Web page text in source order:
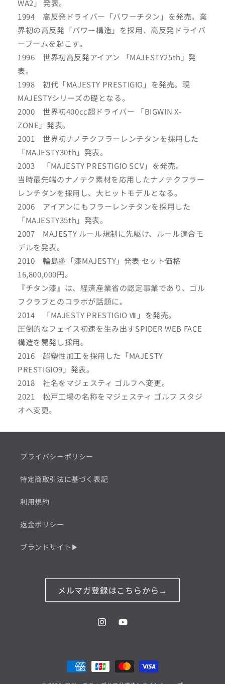
WA2」 発表。
1994 高反発ドライバー「パワーチタン」を発売。業
界初の高反発「パワー構造」を採用、高反発ドライバ
ーブームを起こす。
1996 世界初高反発アイアン 「MAJESTY25th」発
表。
1998 初代「MAJESTY PRESTIGIO」を発売。現
MAJESTYシリーズの礎となる。
2000 世界初400cc超ドライバー 「BIGWIN X-
ZONE」発表。
2001 世界初ナノテクフラーレンチタンを採用した
「MAJESTY30th」発表。
2003 「MAJESTY PRESTIGIO SCV」を発売。
当時最先端のナノテク素材を応用したナノテクフラー
レンチタンを採用し、大ヒットモデルとなる。
2006 アイアンにもフラーレンチタンを採用した
「MAJESTY35th」発表。
2007 MAJESTY ルール規制に先駆け、ルール適合モ
デルを発表。
2010 輪島塗「漆MAJESTY」発表 セット価格
16,800,000円。
『チタン漆』は、経済産業省の認定事業であり、ゴル
フクラブとのコラボが話題に。
2014 「MAJESTY PRESTIGIO Ⅷ」を発売。
圧倒的なフェイス初速を生み出すSPIDER WEB FACE
構造を開発し採用。
2016 超塑性加工を採用した「MAJESTY
PRESTIGIO9」発表。
2018 社名をマジェスティ ゴルフへ変更。
2021 松戸工場の名称をマジェスティ ゴルフ スタジ
オへ変更。
プライバシーポリシー
特定商取引法に基づく表記
利用規約
返金ポリシー
ブランドサイト▶
メルマガ登録はこちらから→
InstagramYouTube
決
済